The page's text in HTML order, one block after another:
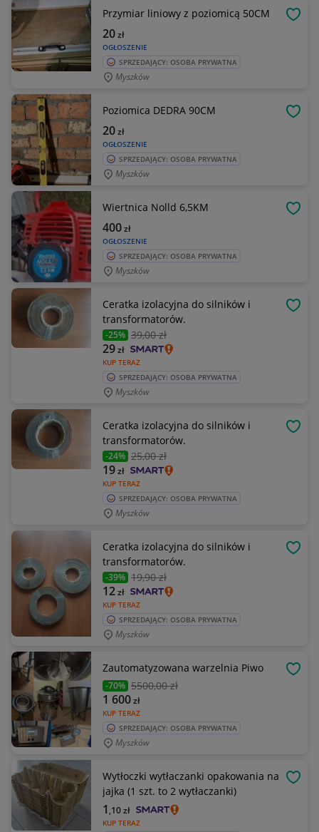
Przymiar liniowy z poziomicą 50CM
OGŁOSZENIE
20zł
SPRZEDAJĄCY: OSOBA PRYWATNA
Myszków
Poziomica DEDRA 90CM
OGŁOSZENIE
20zł
SPRZEDAJĄCY: OSOBA PRYWATNA
Myszków
Wiertnica Nolld 6,5KM
OGŁOSZENIE
400zł
SPRZEDAJĄCY: OSOBA PRYWATNA
Myszków
Ceratka izolacyjna do silników i
transformatorów.
-25% 39,00 zł
KUP TERAZ
29zł
SPRZEDAJĄCY: OSOBA PRYWATNA
Myszków
Ceratka izolacyjna do silników i
transformatorów.
-24% 25,00 zł
KUP TERAZ
19zł
SPRZEDAJĄCY: OSOBA PRYWATNA
Myszków
Ceratka izolacyjna do silników i
transformatorów.
-39% 19,90 zł
KUP TERAZ
12zł
SPRZEDAJĄCY: OSOBA PRYWATNA
Myszków
Zautomatyzowana warzelnia Piwo
-70% 5500,00 zł
KUP TERAZ
1 600zł
SPRZEDAJĄCY: OSOBA PRYWATNA
Myszków
Wytłoczki wytłaczanki opakowania na
jajka (1 szt. to 2 wytłaczanki)
KUP TERAZ
1 ,10zł